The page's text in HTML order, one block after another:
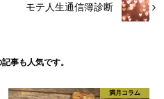
モテ人生通信簿診断
事も人気です。
満月コラム